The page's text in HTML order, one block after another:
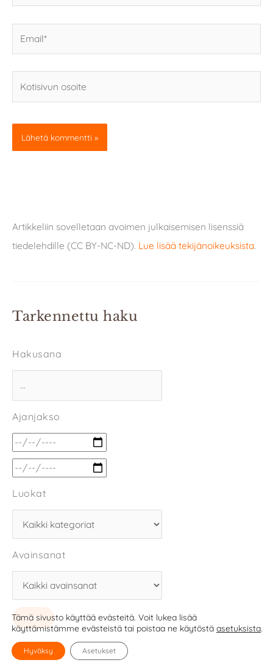
osoite
Artikkeliin sovelletaan avoimen julkaisemisen lisenssiä
tiedelehdille (CC BY-NC-ND). Lue lisää tekijänoikeuksista.
Tarkennettu haku
Hakusana
Ajanjakso
Luokat
Avainsanat
Tämä sivusto käyttää evästeitä. Voit lukea lisää
käyttämistämme evästeistä tai poistaa ne käytöstä asetuksista.
Hyväksy Asetukset